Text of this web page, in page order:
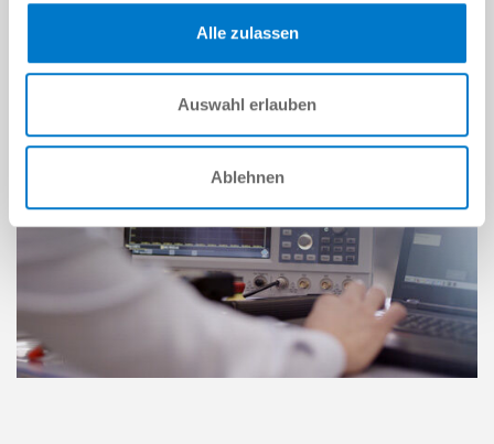
Alle zulassen
Auswahl erlauben
Ablehnen